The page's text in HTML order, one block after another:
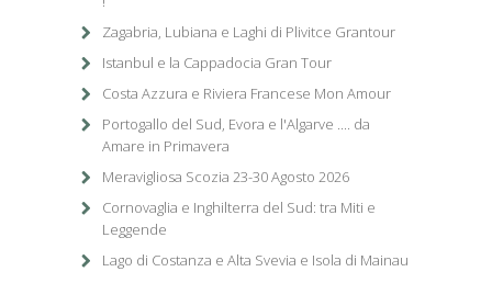
Zagabria, Lubiana e Laghi di Plivitce Grantour
Istanbul e la Cappadocia Gran Tour
Costa Azzura e Riviera Francese Mon Amour
Portogallo del Sud, Evora e l'Algarve .... da
Amare in Primavera
Meravigliosa Scozia 23-30 Agosto 2026
Cornovaglia e Inghilterra del Sud: tra Miti e
Leggende
Lago di Costanza e Alta Svevia e Isola di Mainau